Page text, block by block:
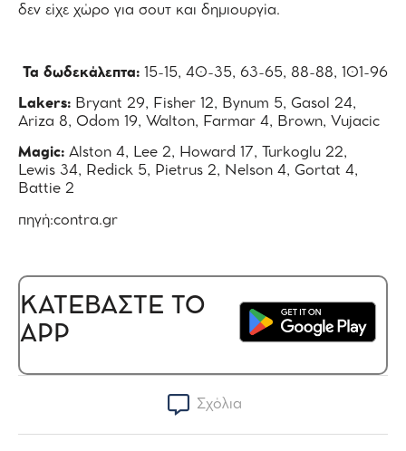
δεν είχε χώρο για σουτ και δημιουργία.
Τα δωδεκάλεπτα: 15-15, 40-35, 63-65, 88-88, 101-96
Lakers: Bryant 29, Fisher 12, Bynum 5, Gasol 24,
Ariza 8, Odom 19, Walton, Farmar 4, Brown, Vujacic
Magic: Alston 4, Lee 2, Howard 17, Turkoglu 22,
Lewis 34, Redick 5, Pietrus 2, Nelson 4, Gortat 4,
Battie 2
πηγή:contra.gr
ΚΑΤΕΒΑΣΤΕ ΤΟ
APP
Σχόλια